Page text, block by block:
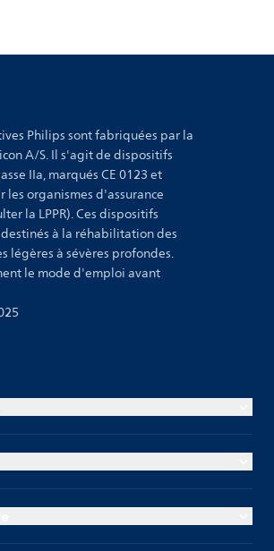
Philips sont fabriquées par la
A/S. Il s'agit de dispositifs
IIa, marqués CE 0123 et
les organismes d'assurance
la LPPR). Ces dispositifs
à la réhabilitation des
légères à sévères profondes.
le mode d'emploi avant